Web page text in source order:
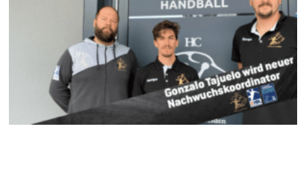
m t